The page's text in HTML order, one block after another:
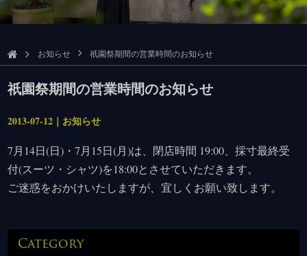
お知らせ 祇園祭期間の営業時間のお知らせ
祇園祭期間の営業時間のお知らせ
2013-07-12｜お知らせ
7月14日(日)・7月15日(月)は、閉店時間 19:00、採寸最終受
付(スーツ・シャツ)を18:00とさせていただきます。
ご迷惑をおかけいたしますが、宜しくお願い致します。
Category